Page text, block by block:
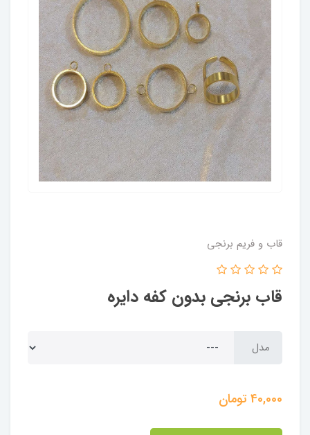
قاب و فریم برنجی
قاب برنجی بدون کفه دایره
مدل
40,000تومان